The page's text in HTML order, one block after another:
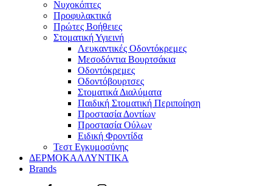
Νυχοκόπτες
Προφυλακτικά
Πρώτες Βοήθειες
Στοματική Υγιεινή
Λευκαντικές Οδοντόκρεμες
Μεσοδόντια Βουρτσάκια
Οδοντόκρεμες
Οδοντόβουρτσες
Στοματικά Διαλύματα
Παιδική Στοματική Περιποίηση
Προστασία Δοντίων
Προστασία Ούλων
Ειδική Φροντίδα
Τεστ Εγκυμοσύνης
ΔΕΡΜΟΚΑΛΛΥΝΤΙΚΑ
Brands